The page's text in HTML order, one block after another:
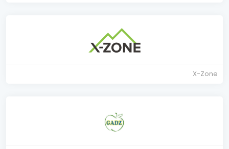
X-Zone